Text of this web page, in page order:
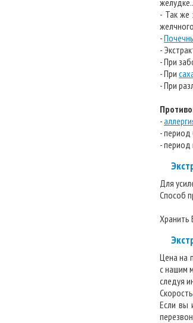
- Так же
-
-
- При
- При
- При
-
- период
- период
Для
Способ
Хранить
Цена на
с нашим
следуя
Скорость
Если вы